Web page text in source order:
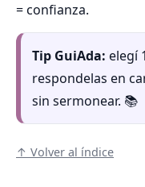
= confianza.
Tip GuiAda: elegí
respondelas en
sin sermonear. 📚
↑ Volver al índice